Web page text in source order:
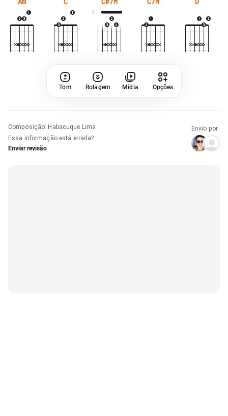
4
Tom Rolagem Mídia Opções
Composição: Habacuque Lima
Essa informação está errada?
Enviar revisão
Envio por